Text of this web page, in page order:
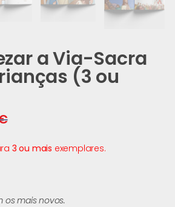
a Via-Sacra
(3 ou
3 ou mais exemplares.
os mais novos.